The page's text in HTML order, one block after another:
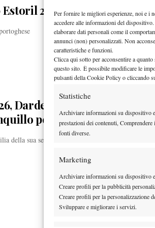
Per fornire le migliori esperienze, noi e i
accedere alle informazioni del
elaborare dati personali come il
annunci (non) personalizzati. Non
caratteristiche e funzioni.
Clicca qui sotto per acconsentire a
questo sito. È possibile modificare le
pulsanti della Cookie Policy o cliccando
Statistiche
Archiviare informazioni su dispositivo
prestazioni dei contenuti,
fonti diverse.
Marketing
Archiviare informazioni su dispositivo
Creare profili per la pubblicità
Creare profili per la personalizzazione
Sviluppare e migliorare i servizi.
Estoril 2026: tutti gli
Darderi: “Sotto pressione
per la finale”
della sua seconda finale consecutiva a Bastad